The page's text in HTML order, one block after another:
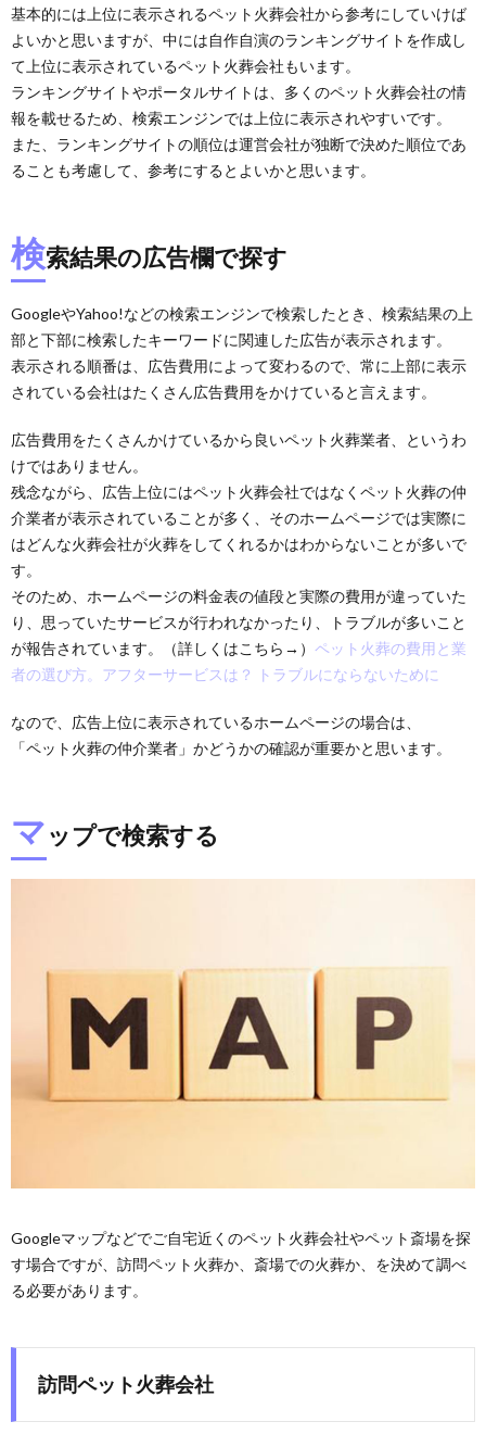
基本的には上位に表示されるペット火葬会社から参考にしていけば
よいかと思いますが、中には自作自演のランキングサイトを作成し
て上位に表示されているペット火葬会社もいます。
ランキングサイトやポータルサイトは、多くのペット火葬会社の情
報を載せるため、検索エンジンでは上位に表示されやすいです。
また、ランキングサイトの順位は運営会社が独断で決めた順位であ
ることも考慮して、参考にするとよいかと思います。
検索結果の広告欄で探す
GoogleやYahoo!などの検索エンジンで検索したとき、検索結果の上
部と下部に検索したキーワードに関連した広告が表示されます。
表示される順番は、広告費用によって変わるので、常に上部に表示
されている会社はたくさん広告費用をかけていると言えます。
広告費用をたくさんかけているから良いペット火葬業者、というわ
けではありません。
残念ながら、広告上位にはペット火葬会社ではなくペット火葬の仲
介業者が表示されていることが多く、そのホームページでは実際に
はどんな火葬会社が火葬をしてくれるかはわからないことが多いで
す。
そのため、ホームページの料金表の値段と実際の費用が違っていた
り、思っていたサービスが行われなかったり、トラブルが多いこと
が報告されています。（詳しくはこちら→） ペット火葬の費用と業
者の選び方。アフターサービスは？ トラブルにならないために
なので、広告上位に表示されているホームページの場合は、
「ペット火葬の仲介業者」かどうかの確認が重要かと思います。
マップで検索する
Googleマップなどでご自宅近くのペット火葬会社やペット斎場を探
す場合ですが、訪問ペット火葬か、斎場での火葬か、を決めて調べ
る必要があります。
訪問ペット火葬会社